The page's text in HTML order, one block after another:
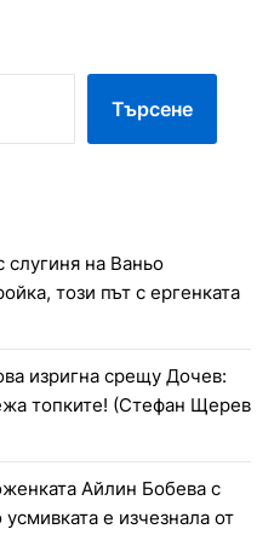
Търсене
слугиня на Ваньо
този път с ергенката
изригна срещу Дочев:
топките! (Стефан Щерев
Айлин Бобева с
е изчезнала от